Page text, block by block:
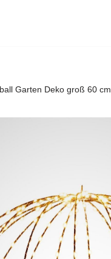
Garten Deko groß 60 cm